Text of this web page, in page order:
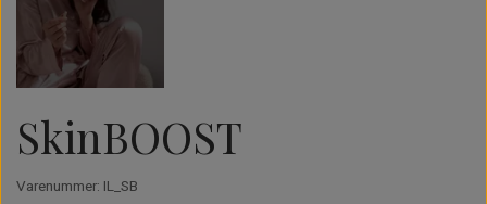
Perfect Promade XS - 30 rækker - 3D
Perfect Promade XS - 30 rækker - 4D
Perfect Promade XS - 30 rækker - 5D
Perfect Promade XL - 20 rækker - 3D
Perfect Promade XL - 20 rækker - 4D
Perfect Promade XL - 20 rækker - 5D
Cloud LED Lamper
SkinBOOST
Varenummer: IL_SB